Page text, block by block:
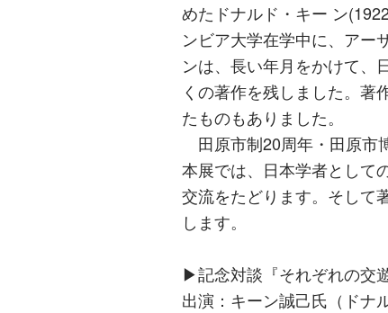
めたドナルド・キー ン
ンビア大学在学中に、アー
ンは、長い年月をかけて、
くの著作を残しました。著
たものもありました。
田原市制20周年・田原市
本展では、日本学者として
交流をたどります。そして
します。
▶︎記念対談『それぞれの交
出演：キーン誠己氏（ドナ